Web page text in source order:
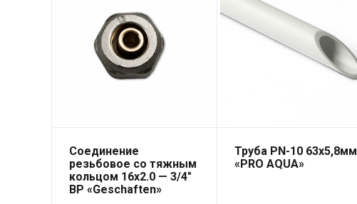
Соединение
резьбовое со тяжным
кольцом 16х2.0 — 3/4″
ВР «Geschaften»
Труба PN-10 63х5,8мм
«PRO AQUA»